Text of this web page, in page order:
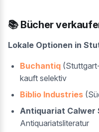
📚 Bücher
Lokale Optionen in
Buchantiq
kauft selektiv
Biblio Industries
Antiquariat Calwer
Antiquariatsliteratur